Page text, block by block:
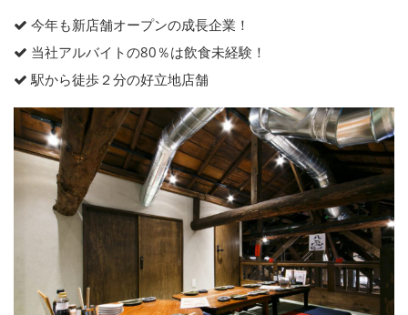
今年も新店舗オープンの成長企業！
当社アルバイトの80％は飲食未経験！
駅から徒歩２分の好立地店舗